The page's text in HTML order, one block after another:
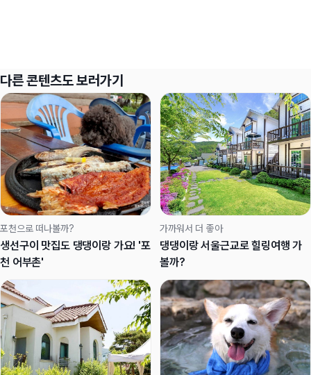
다른 콘텐츠도 보러가기
포천으로 떠나볼까?
생선구이 맛집도 댕댕이랑 가요! '포
천 어부촌'
가까워서 더 좋아
댕댕이랑 서울근교로 힐링여행 가
볼까?